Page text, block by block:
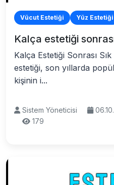
Vücut Estetiği Yüz Estetiği
Kalça estetiği
Kalça Estetiği Sonrası
estetiği, son yıllarda
kişinin i...
Sistem Yöneticisi
179